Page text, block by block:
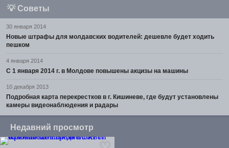
💡 Советы
30 января 2014
Новые штрафы для молдавских водителей: дешевле будет ходить
пешком
4 января 2014
С 1 января 2014 г. в Молдове повышены акцизы на машины
10 декабря 2013
Подробная карта перекрестков в г. Кишиневе, где будут установлены
камеры видеонаблюдения и радары
Недавний просмотр